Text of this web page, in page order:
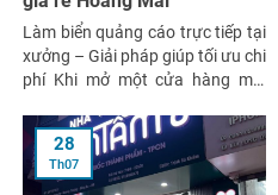
Làm biển quảng cáo trực tiếp tại
xưởng – Giải pháp giúp tối ưu chi
phí Khi mở một cửa hàng mới
kinh doanh thường băn khoăn
nên đặt làm biển quảng cáo ở
đâu để vừa đảm bảo chất lượng
28
Th07